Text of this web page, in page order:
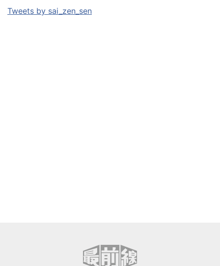
Tweets by sai_zen_sen